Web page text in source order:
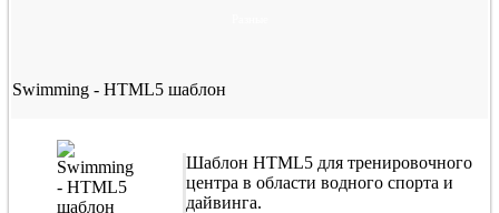
Swimming - HTML5 шаблон
Шаблон HTML5 для тренировочного
центра в области водного спорта и
дайвинга.